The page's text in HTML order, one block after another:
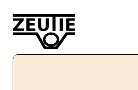
Startseite